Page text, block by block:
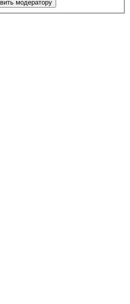
модератору